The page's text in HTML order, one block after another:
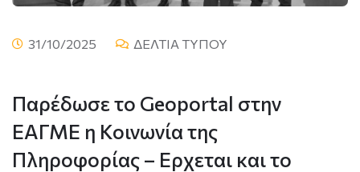
31/10/2025 ΔΕΛΤΙΑ ΤΥΠΟΥ
Παρέδωσε το Geoportal στην
ΕΑΓΜΕ η Κοινωνία της
Πληροφορίας – Ερχεται και το